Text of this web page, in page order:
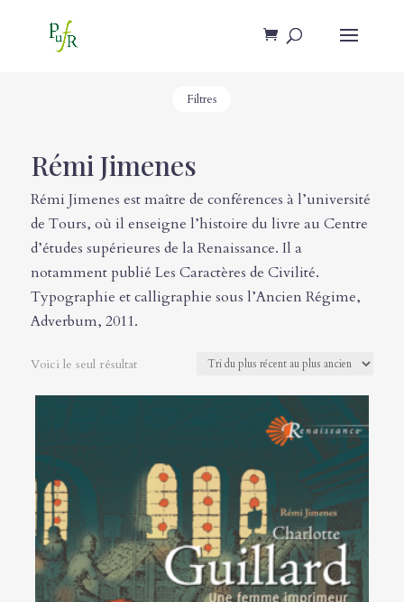
Filtres
Rémi Jimenes
Rémi Jimenes est maître de conférences à l’université
de Tours, où il enseigne l’histoire du livre au Centre
d’études supérieures de la Renaissance. Il a
notamment publié Les Caractères de Civilité.
Typographie et calligraphie sous l’Ancien Régime,
Adverbum, 2011.
Voici le seul résultat